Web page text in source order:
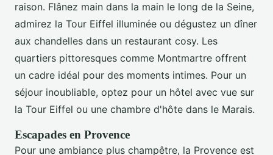
raison. Flânez main dans la main le long de la Seine,
admirez la Tour Eiffel illuminée ou dégustez un dîner
aux chandelles dans un restaurant cosy. Les
quartiers pittoresques comme Montmartre offrent
un cadre idéal pour des moments intimes. Pour un
séjour inoubliable, optez pour un hôtel avec vue sur
la Tour Eiffel ou une chambre d'hôte dans le Marais.
Escapades en Provence
Pour une ambiance plus champêtre, la Provence est